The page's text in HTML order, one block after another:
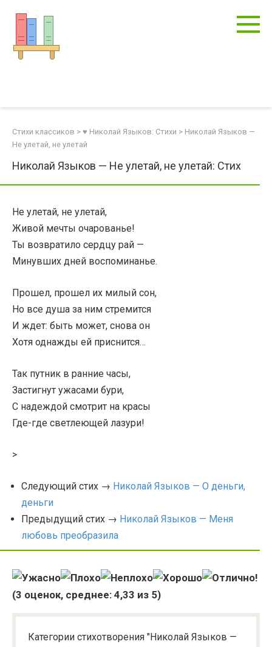
контенту
Стихи классиков > ♥ Николай Языков: Стихи > Николай Языков —
Не улетай, не улетай
Николай Языков — Не улетай, не улетай: Стих
Не улетай, не улетай,
Живой мечты очарованье!
Ты возвратило сердцу рай —
Минувших дней воспоминанье.
Прошел, прошел их милый сон,
Но все душа за ним стремится
И ждет: быть может, снова он
Хотя однажды ей приснится…
Так путник в ранние часы,
Застигнут ужасами бури,
С надеждой смотрит на красы
Где-где светлеющей лазури!
>
Следующий стих → Николай Языков — О деньги,
деньги
Предыдущий стих → Николай Языков — Меня
любовь преобразила
(3 оценок, среднее: 4,33 из 5)
Категории стихотворения "Николай Языков —